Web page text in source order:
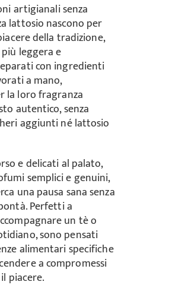
artigianali senza
lattosio nascono per
della tradizione,
leggera e
con ingredienti
a mano,
la loro fragranza
autentico, senza
aggiunti né lattosio
e delicati al palato,
semplici e genuini,
una pausa sana senza
Perfetti a
un tè o
sono pensati
alimentari specifiche
a compromessi
piacere.